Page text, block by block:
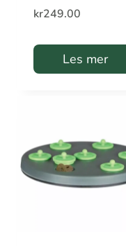
kr249.00
Les mer